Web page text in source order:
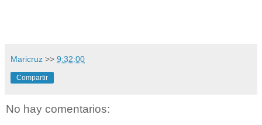
Maricruz >> 9:32:00
Compartir
No hay comentarios: